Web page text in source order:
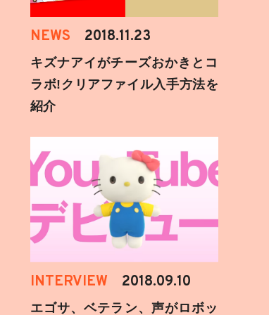
NEWS 2018.11.23
キズナアイがチーズおかきとコ
ラボ!クリアファイル入手方法を
紹介
INTERVIEW 2018.09.10
エゴサ、ベテラン、声がロボッ